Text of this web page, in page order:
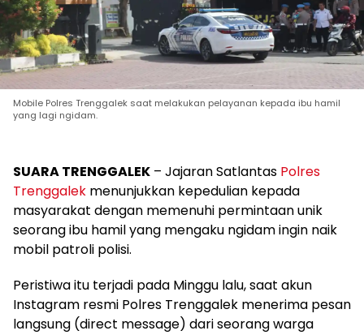
Mobile Polres Trenggalek saat melakukan pelayanan kepada ibu hamil
yang lagi ngidam.
SUARA TRENGGALEK – Jajaran Satlantas Polres
Trenggalek menunjukkan kepedulian kepada
masyarakat dengan memenuhi permintaan unik
seorang ibu hamil yang mengaku ngidam ingin naik
mobil patroli polisi.
Peristiwa itu terjadi pada Minggu lalu, saat akun
Instagram resmi Polres Trenggalek menerima pesan
langsung (direct message) dari seorang warga